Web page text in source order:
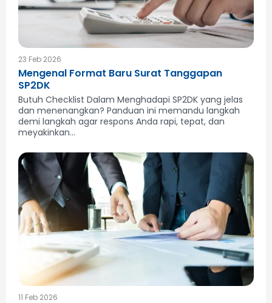
23 Feb 2026
Mengenal Format Baru Surat Tanggapan
SP2DK
Butuh Checklist Dalam Menghadapi SP2DK yang jelas
dan menenangkan? Panduan ini memandu langkah
demi langkah agar respons Anda rapi, tepat, dan
meyakinkan...
11 Feb 2026